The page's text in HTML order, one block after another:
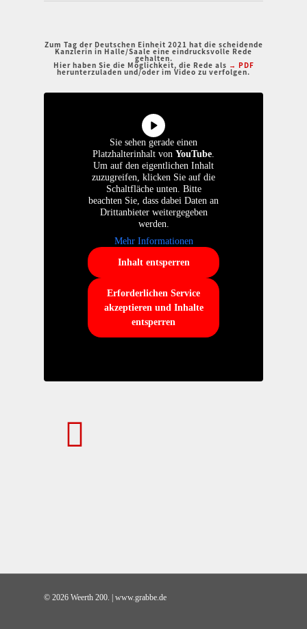
Zum Tag der Deutschen Einheit 2021 hat die scheidende
Kanzlerin in Halle/Saale eine eindrucksvolle Rede
gehalten.
Hier haben Sie die Möglichkeit, die Rede als → PDF
herunterzuladen und/oder im Video zu verfolgen.
Sie sehen gerade einen
Platzhalterinhalt von YouTube
Um auf den eigentlichen Inhalt
zuzugreifen, klicken Sie auf die
Schaltfläche unten. Bitte
beachten Sie, dass dabei Daten an
Drittanbieter weitergegeben
werden.
Mehr Informationen
Inhalt entsperren
Erforderlichen Service
akzeptieren und Inhalte
entsperren
© 2026 Weerth 200. | www.grabbe.de